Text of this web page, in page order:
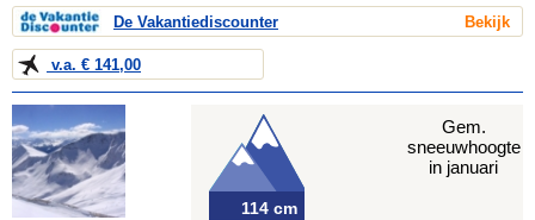
De Vakantiediscounter Bekijk
v.a. € 141,00
114 cm
Gem.
sneeuwhoogte
in januari